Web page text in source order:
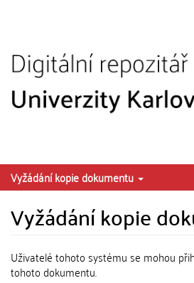
Vyžádání kopie dokumentu
Vyžádání kopie
Uživatelé tohoto systému se mohou
tohoto dokumentu.